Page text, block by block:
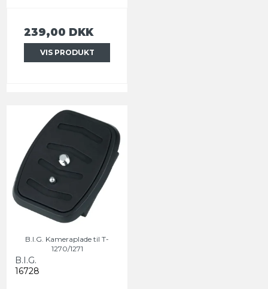
239,00 DKK
VIS PRODUKT
B.I.G. Kameraplade til T-
1270/1271
B.I.G.
16728